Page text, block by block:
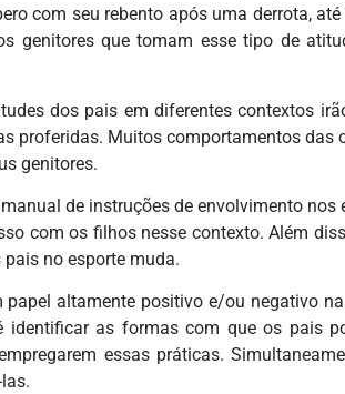
com seu rebento após uma derrota,
genitores que tomam esse tipo de
dos pais em diferentes contextos
proferidas. Muitos comportamentos das
genitores.
de instruções de envolvimento nos
com os filhos nesse contexto. Além
no esporte muda.
altamente positivo e/ou negativo
identificar as formas com que os pais
essas práticas.